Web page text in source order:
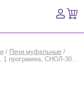
/ Печи муфельные /
Печь муфельная до 1300 °С, 30 л, волокно, 1 программа, СНОЛ-30/1300, SNOL